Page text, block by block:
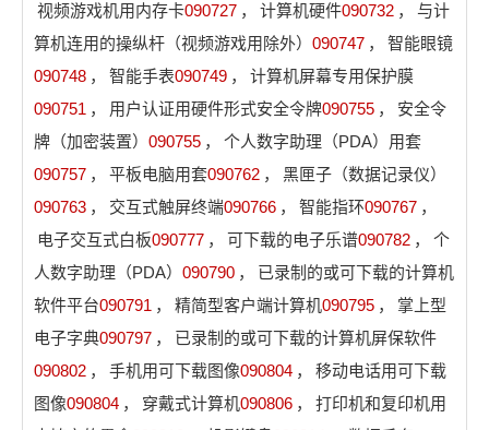
视频游戏机用内存卡090727 ， 计算机硬件090732 ，
与计
算机连用的操纵杆（视频游戏用除外） 090747 ，
智能眼镜
090748 ， 智能手表090749 ，
计算机屏幕专用保护膜
090751 ， 用户认证用硬件形式安全令牌090755 ，
安全令
牌（加密装置） 090755 ，
个人数字助理（PDA）用套
090757 ， 平板电脑用套090762 ，
黑匣子（数据记录仪）
090763 ， 交互式触屏终端090766 ， 智能指环090767 ，
电子交互式白板090777 ， 可下载的电子乐谱090782 ，
个
人数字助理（PDA） 090790 ，
已录制的或可下载的计算机
软件平台090791 ， 精简型客户端计算机090795 ，
掌上型
电子字典090797 ，
已录制的或可下载的计算机屏保软件
090802 ， 手机用可下载图像090804 ，
移动电话用可下载
图像090804 ， 穿戴式计算机090806 ，
打印机和复印机用